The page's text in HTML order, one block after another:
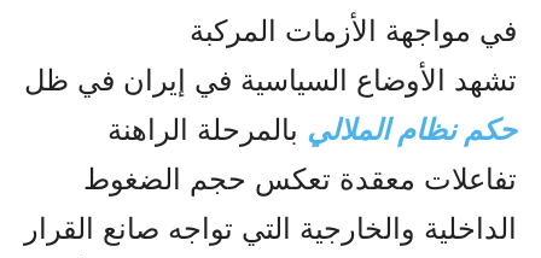
في مواجهة الأزمات المركبة
تشهد الأوضاع السياسية في إيران في ظل
حكم نظام الملالي بالمرحلة الراهنة
تفاعلات معقدة تعكس حجم الضغوط
الداخلية والخارجية التي تواجه صانع القرار